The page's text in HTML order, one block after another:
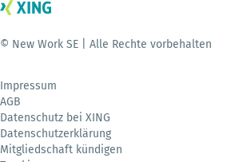
© New Work SE | Alle Rechte vorbehalten
Impressum
AGB
Datenschutz bei XING
Datenschutzerklärung
Mitgliedschaft kündigen